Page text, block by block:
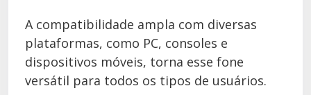
A compatibilidade ampla com diversas
plataformas, como PC, consoles e
dispositivos móveis, torna esse fone
versátil para todos os tipos de usuários.